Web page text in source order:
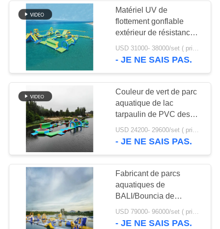
tente gonflable
d'événement
Aréna de paintball
gonflable
11
Matériel UV de
flottement gonflable
extérieur de résistance
thermique de jeux de
parc aquatique anti-
- JE NE SAIS PAS.
Couleur de vert de parc
aquatique de lac
tarpaulin de PVC des
biens 0.9mm, bleue et
rouge gonflable
USD 24200- 29600/set ( price just for reference, detailed prices need to be confirmed) MOQ:1 ensemble ou une partie de l'ensemble du parc
- JE NE SAIS PAS.
Fabricant de parcs
aquatiques de
BALI/Bouncia de
flottement gonflables
géants Aqua Park
USD 79000- 96000/set ( price just for reference, detailed prices need to be confirmed) MOQ:1PC
- JE NE SAIS PAS.